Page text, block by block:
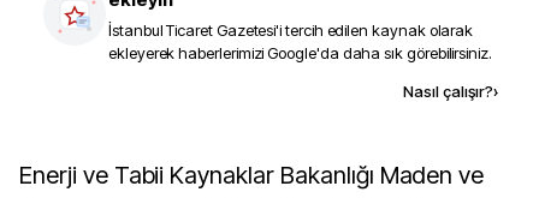
İstanbul Ticaret Gazetesi'i tercih edilen kaynak olarak
ekleyerek haberlerimizi Google'da daha sık görebilirsiniz.
Nasıl çalışır?›
Enerji ve Tabii Kaynaklar Bakanlığı Maden ve